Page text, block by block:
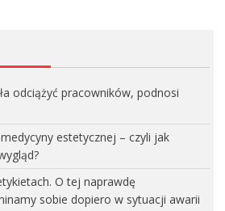
odciążyć pracowników, podnosi
estetycznej – czyli jak
O tej naprawdę
sobie dopiero w sytuacji awarii